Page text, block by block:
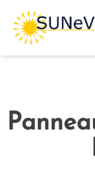
Skip
content